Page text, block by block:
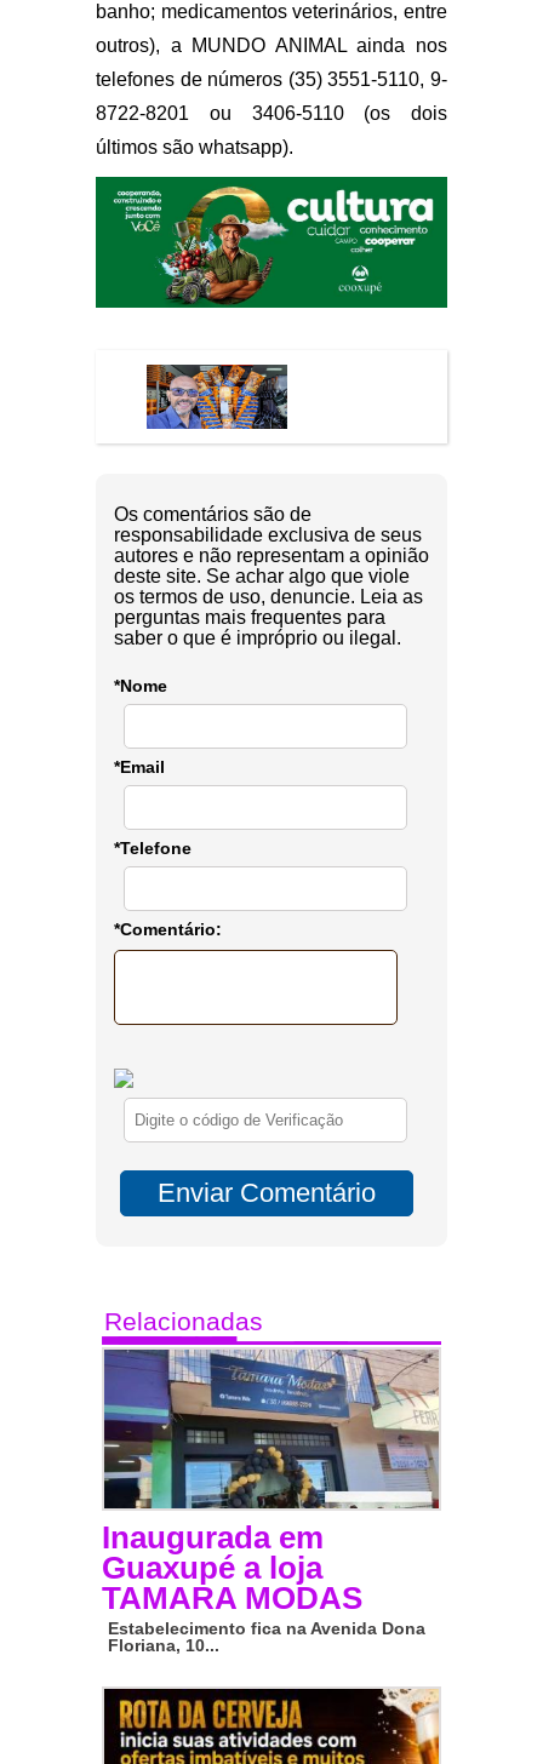
banho; medicamentos veterinários, entre
outros), a MUNDO ANIMAL ainda nos
telefones de números (35) 3551-5110, 9-
8722-8201 ou 3406-5110 (os dois
últimos são whatsapp).
Os comentários são de
responsabilidade exclusiva de seus
autores e não representam a opinião
deste site. Se achar algo que viole
os termos de uso, denuncie. Leia as
perguntas mais frequentes para
saber o que é impróprio ou ilegal.
*Nome
*Email
*Telefone
*Comentário:
Relacionadas
Inaugurada em
Guaxupé a loja
TAMARA MODAS
Estabelecimento fica na Avenida Dona
Floriana, 10...